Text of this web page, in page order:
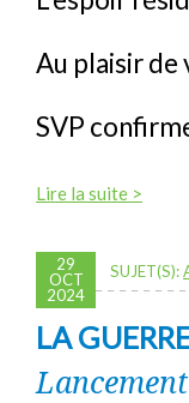
Au plaisir de
SVP
Lire la suite >
29
OCT
2024
SUJET(S):
LA